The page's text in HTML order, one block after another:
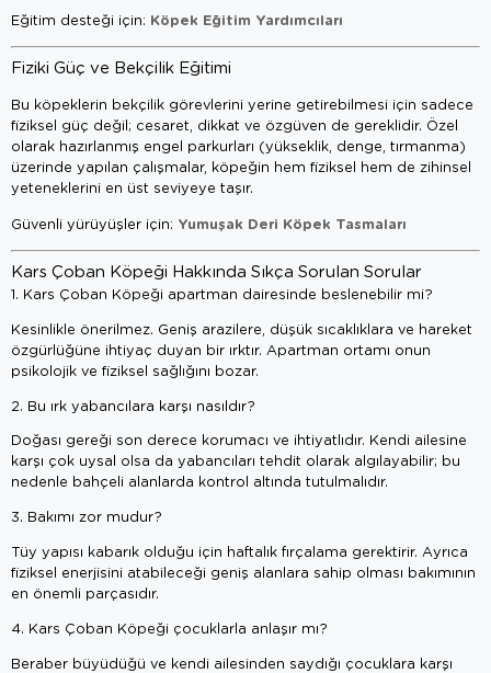
Eğitim desteği için: Köpek Eğitim Yardımcıları
Fiziki Güç ve Bekçilik Eğitimi
Bu köpeklerin bekçilik görevlerini yerine getirebilmesi için sadece
fiziksel güç değil; cesaret, dikkat ve özgüven de gereklidir. Özel
olarak hazırlanmış engel parkurları (yükseklik, denge, tırmanma)
üzerinde yapılan çalışmalar, köpeğin hem fiziksel hem de zihinsel
yeteneklerini en üst seviyeye taşır.
Güvenli yürüyüşler için: Yumuşak Deri Köpek Tasmaları
Kars Çoban Köpeği Hakkında Sıkça Sorulan Sorular
1. Kars Çoban Köpeği apartman dairesinde beslenebilir mi?
Kesinlikle önerilmez. Geniş arazilere, düşük sıcaklıklara ve hareket
özgürlüğüne ihtiyaç duyan bir ırktır. Apartman ortamı onun
psikolojik ve fiziksel sağlığını bozar.
2. Bu ırk yabancılara karşı nasıldır?
Doğası gereği son derece korumacı ve ihtiyatlıdır. Kendi ailesine
karşı çok uysal olsa da yabancıları tehdit olarak algılayabilir; bu
nedenle bahçeli alanlarda kontrol altında tutulmalıdır.
3. Bakımı zor mudur?
Tüy yapısı kabarık olduğu için haftalık fırçalama gerektirir. Ayrıca
fiziksel enerjisini atabileceği geniş alanlara sahip olması bakımının
en önemli parçasıdır.
4. Kars Çoban Köpeği çocuklarla anlaşır mı?
Beraber büyüdüğü ve kendi ailesinden saydığı çocuklara karşı